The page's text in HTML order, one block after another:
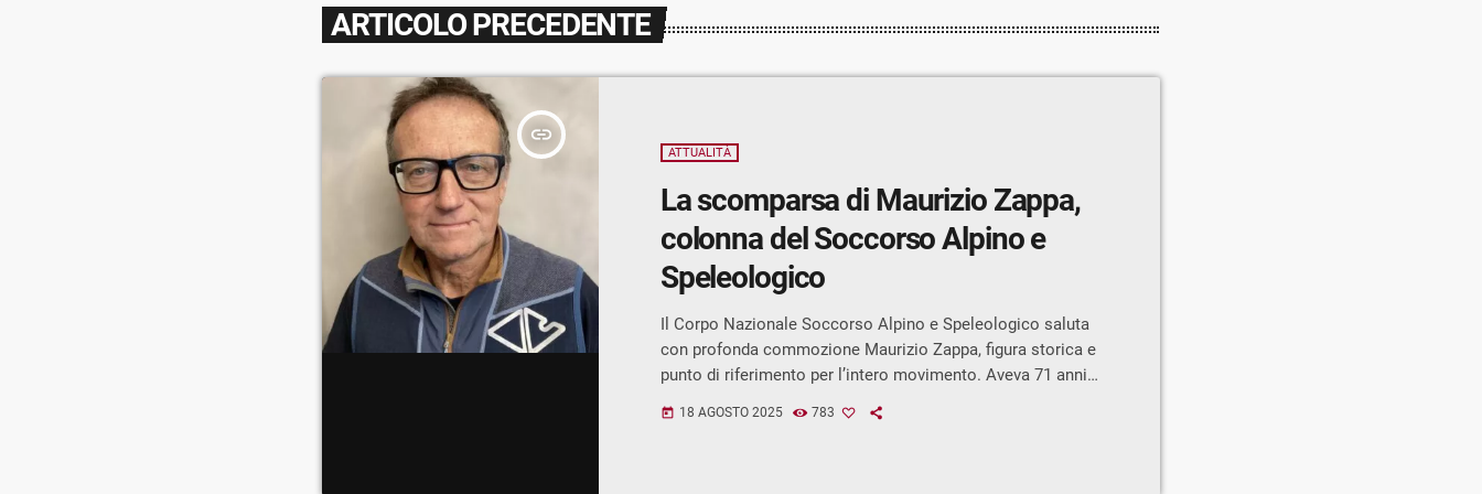
ARTICOLO PRECEDENTE
insert_link
ATTUALITÀ
La scomparsa di Maurizio Zappa,
colonna del Soccorso Alpino e
Speleologico
Il Corpo Nazionale Soccorso Alpino e Speleologico saluta
con profonda commozione Maurizio Zappa, figura storica e
punto di riferimento per l’intero movimento. Aveva 71 anni
elisoccorso, guida alpina e maestro di sci. La sua vita è
today 18 AGOSTO 2025 783